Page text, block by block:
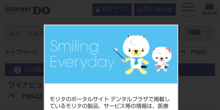
モリタのポータルサイト デンタルプラザで掲載し
ているモリタの製品、サービス等の情報は、医療
ログイン お問い合わせ
メニュー
詳細
トップページ ワイナビューエアーフレーム パノラミック XL ルーペ P4542
この商品に関するお問い合わせ
ワイナビューエアーフレーム パノラミック XL ルー
ペ P4542